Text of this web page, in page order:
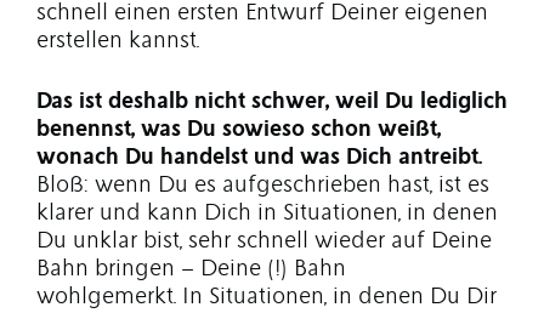
schnell einen ersten Entwurf Deiner eigenen
erstellen kannst.
Das ist deshalb nicht schwer, weil Du lediglich
benennst, was Du sowieso schon weißt,
wonach Du handelst und was Dich antreibt.
Bloß: wenn Du es aufgeschrieben hast, ist es
klarer und kann Dich in Situationen, in denen
Du unklar bist, sehr schnell wieder auf Deine
Bahn bringen – Deine (!) Bahn
wohlgemerkt. In Situationen, in denen Du Dir